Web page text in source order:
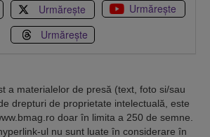
Urmărește
Urmărește
Urmărește
a materialelor de presă (text, foto si/sau
drepturi de proprietate intelectuală, este
doar în limita a 250 de semne.
ul nu sunt luate în considerare în